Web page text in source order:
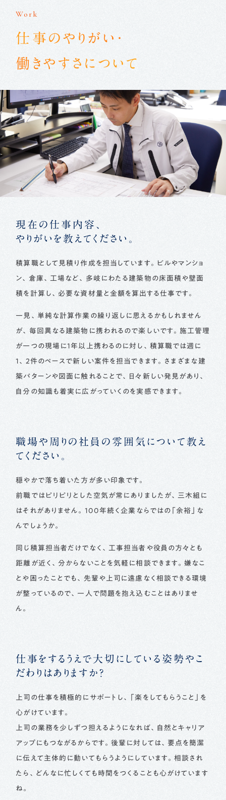
Work
仕事のやりがい・
働きやすさについて
現在の仕事内容、
やりがいを教えてください。
積算職として見積り作成を担当しています。ビルやマンショ
ン、倉庫、工場など、多岐にわたる建築物の床面積や壁面
積を計算し、必要な資材量と金額を算出する仕事です。
一見、単純な計算作業の繰り返しに思えるかもしれません
が、毎回異なる建築物に携われるので楽しいです。施工管理
が一つの現場に1年以上携わるのに対し、積算職では週に
1、2件のペースで新しい案件を担当できます。さまざまな建
築パターンや図面に触れることで、日々新しい発見があり、
自分の知識も着実に広がっていくのを実感できます。
職場や周りの社員の雰囲気について教え
てください。
穏やかで落ち着いた方が多い印象です。
前職ではピリピリとした空気が常にありましたが、三木組に
はそれがありません。100年続く企業ならではの「余裕」な
んでしょうか。
同じ積算担当者だけでなく、工事担当者や役員の方々とも
距離が近く、分からないことを気軽に相談できます。嫌なこ
とや困ったことでも、先輩や上司に遠慮なく相談できる環境
が整っているので、一人で問題を抱え込むことはありませ
ん。
仕事をするうえで大切にしている姿勢やこ
だわりはありますか？
上司の仕事を積極的にサポートし、「楽をしてもらうこと」を
心がけています。
上司の業務を少しずつ担えるようになれば、自然とキャリア
アップにもつながるからです。後輩に対しては、要点を簡潔
に伝えて主体的に動いてもらうようにしています。相談され
たら、どんなに忙しくても時間をつくることも心がけています
ね。